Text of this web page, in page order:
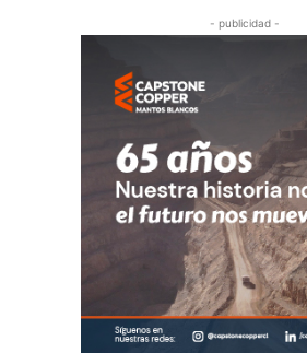
- publicidad -